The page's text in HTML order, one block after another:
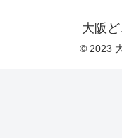
大阪
© 2023